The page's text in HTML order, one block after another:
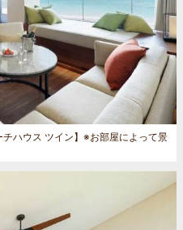
チハウス ツイン】※お部屋によって景